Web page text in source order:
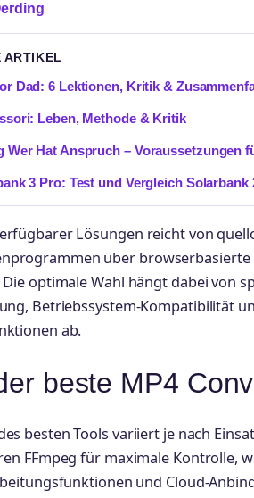
ARTIKEL
Dad: 6 Lektionen, Kritik &
Leben, Methode & Kritik
Wer Hat Anspruch – Voraussetzungen
3 Pro: Test und Vergleich Solarbank
Lösungen reicht von
über
optimale Wahl hängt dabei von
Betriebssystem-Kompatibilität
ab.
beste MP4
besten Tools variiert je nach
FFmpeg für maximale Kontrolle,
und Cloud-